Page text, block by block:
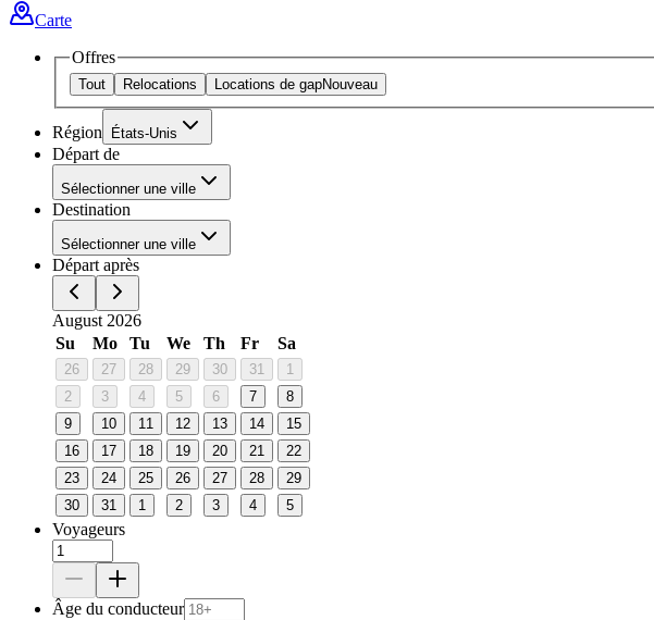
Carte
Offres
Tout Relocations Locations de gapNouveau
Région États-Unis
Départ de
Sélectionner une ville
Destination
Sélectionner une ville
Départ après
August 2026
Su
Mo Tu We Th Fr Sa
26 27 28 29 30 31
1
2
3 4 5 6 7
8
9
10 11 12 13 14
15
16
17 18 19 20 21
22
23
24 25 26 27 28
29
30
31 1 2 3 4 5
Voyageurs
Âge du conducteur